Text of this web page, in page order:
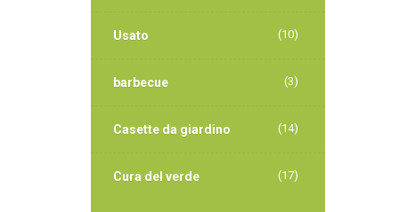
Usato (10)
barbecue (3)
Casette da giardino (14)
Cura del verde (17)